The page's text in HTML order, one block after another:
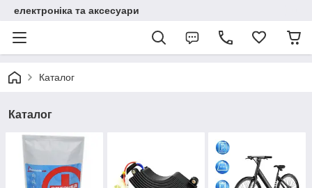
електроніка та аксесуари
Каталог
Каталог